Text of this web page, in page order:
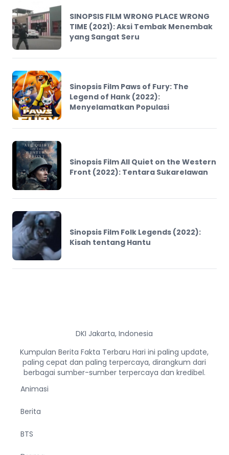
SINOPSIS FILM WRONG PLACE WRONG
TIME (2021): Aksi Tembak Menembak
yang Sangat Seru
Sinopsis Film Paws of Fury: The
Legend of Hank (2022):
Menyelamatkan Populasi
Sinopsis Film All Quiet on the Western
Front (2022): Tentara Sukarelawan
Sinopsis Film Folk Legends (2022):
Kisah tentang Hantu
DKI Jakarta, Indonesia
Kumpulan Berita Fakta Terbaru Hari ini paling update,
paling cepat dan paling terpercaya, dirangkum dari
berbagai sumber-sumber terpercaya dan kredibel.
Animasi
Berita
BTS